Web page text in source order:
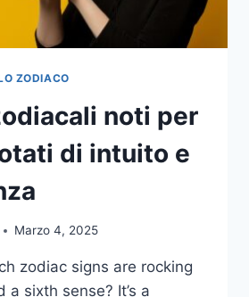
ZODIACO
noti per
di intuito e
Marzo 4, 2025
zodiac signs are rocking
a sixth sense? It’s a